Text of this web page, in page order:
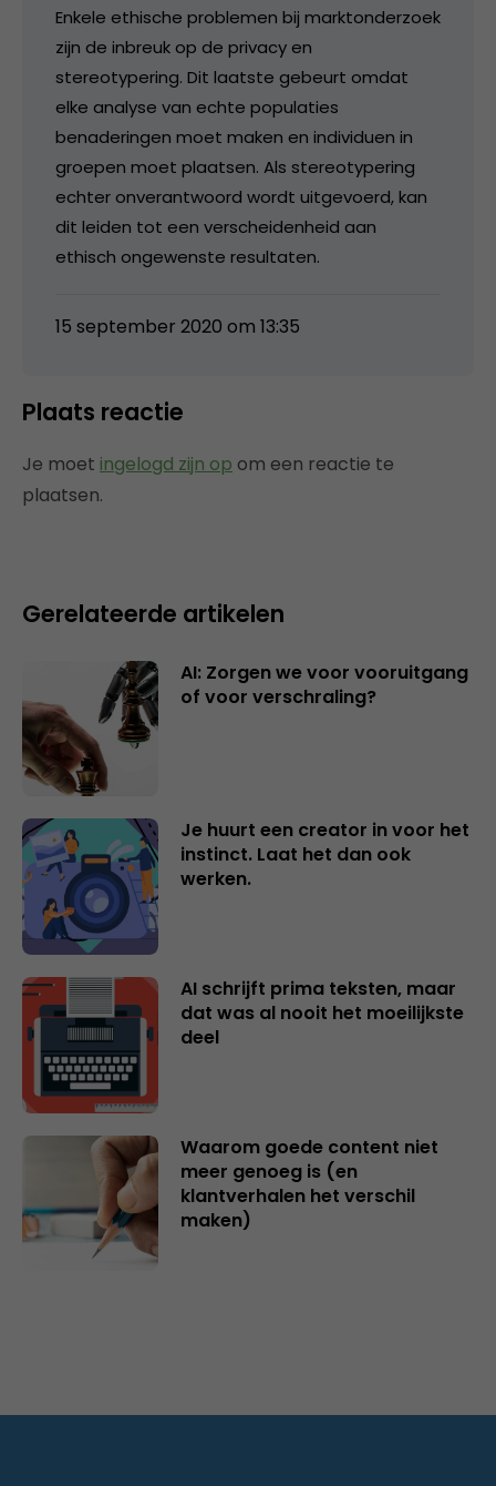
Enkele ethische problemen bij marktonderzoek
zijn de inbreuk op de privacy en
stereotypering. Dit laatste gebeurt omdat
elke analyse van echte populaties
benaderingen moet maken en individuen in
groepen moet plaatsen. Als stereotypering
echter onverantwoord wordt uitgevoerd, kan
dit leiden tot een verscheidenheid aan
ethisch ongewenste resultaten.
15 september 2020 om 13:35
Plaats reactie
Je moet ingelogd zijn op om een reactie te
plaatsen.
Gerelateerde artikelen
AI: Zorgen we voor vooruitgang
of voor verschraling?
Je huurt een creator in voor het
instinct. Laat het dan ook
werken.
AI schrijft prima teksten, maar
dat was al nooit het moeilijkste
deel
Waarom goede content niet
meer genoeg is (en
klantverhalen het verschil
maken)